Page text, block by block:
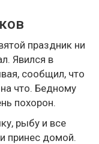
праздник ни
Явился в
сообщил, что
что. Бедному
похорон.
рыбу и все
принес домой.